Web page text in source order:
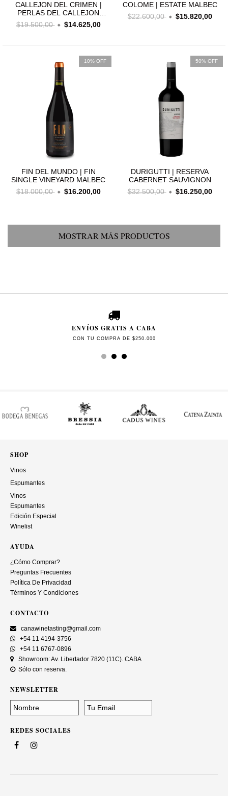
CALLEJON DEL CRIMEN |
PERLAS DEL CALLEJON
MALBEC MACERACION
CARBONICA 2022
$19.500,00 $14.625,00
COLOME | ESTATE MALBEC
$22.600,00
$15.820,00
10% OFF
FIN DEL MUNDO | FIN
SINGLE VINEYARD MALBEC
$18.000,00
$16.200,00
50% OFF
DURIGUTTI | RESERVA
CABERNET SAUVIGNON
$32.500,00
$16.250,00
MOSTRAR MÁS PRODUCTOS
ENVÍOS GRATIS A CABA
CON TU COMPRA DE $250.000
SHOP
Vinos
Espumantes
Vinos
Espumantes
Edición Especial
Winelist
AYUDA
¿Cómo Comprar?
Preguntas Frecuentes
Política De Privacidad
Términos Y Condiciones
CONTACTO
canawinetasting@gmail.com
+54 11 4194-3756
+54 11 6767-0896
Showroom: Av. Libertador 7820 (11C). CABA
Sólo con reserva.
NEWSLETTER
REDES SOCIALES